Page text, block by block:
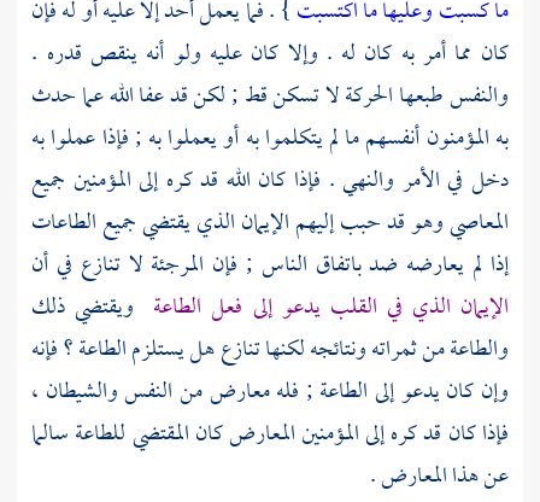
ما كسبت وعليها ما اكتسبت} . فما يعمل أحد إلا عليه أو له فإن
كان مما أمر به كان له . وإلا كان عليه ولو أنه ينقص قدره .
والنفس طبعها الحركة لا تسكن قط ; لكن قد عفا الله عما حدث
به المؤمنون أنفسهم ما لم يتكلموا به أو يعملوا به ; فإذا عملوا به
دخل في الأمر والنهي . فإذا كان الله قد كره إلى المؤمنين جميع
المعاصي وهو قد حبب إليهم الإيمان الذي يقتضي جميع الطاعات
إذا لم يعارضه ضد باتفاق الناس ; فإن المرجئة لا تنازع في أن
الإيمان الذي في القلب يدعو إلى فعل الطاعة ويقتضي ذلك
والطاعة من ثمراته ونتائجه لكنها تنازع هل يستلزم الطاعة ؟ فإنه
وإن كان يدعو إلى الطاعة ; فله معارض من النفس والشيطان ،
فإذا كان قد كره إلى المؤمنين المعارض كان المقتضي للطاعة سالما
عن هذا المعارض .